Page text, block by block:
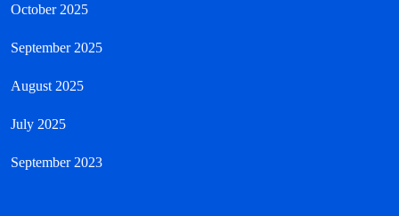
October 2025
September 2025
August 2025
July 2025
September 2023